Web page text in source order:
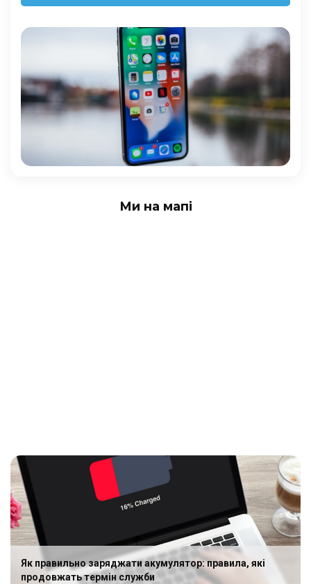
Ми на мапі
Як правильно заряджати акумулятор: правила, які
продовжать термін служби